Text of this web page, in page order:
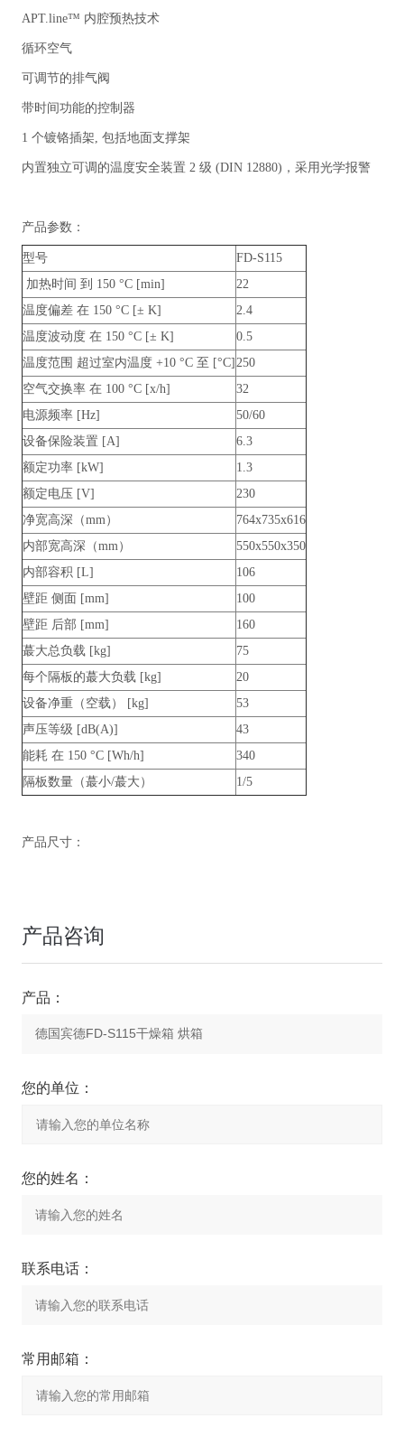
APT.line™ 内腔预热技术
循环空气
可调节的排气阀
带时间功能的控制器
1 个镀铬插架, 包括地面支撑架
内置独立可调的温度安全装置 2 级 (DIN 12880)，采用光学报警
产品参数：
型号
FD-S115
加热时间 到 150 °C [min]
22
温度偏差 在 150 °C [± K]
2.4
温度波动度 在 150 °C [± K]
0.5
温度范围 超过室内温度 +10 °C 至 [°C] 250
空气交换率 在 100 °C [x/h]
32
电源频率 [Hz]
50/60
设备保险装置 [A]
6.3
额定功率 [kW]
1.3
额定电压 [V]
230
净宽高深（mm）
764x735x616
内部宽高深（mm）
550x550x350
内部容积 [L]
106
壁距 侧面 [mm]
100
壁距 后部 [mm]
160
蕞大总负载 [kg]
75
每个隔板的蕞大负载 [kg]
20
设备净重（空载） [kg]
53
声压等级 [dB(A)]
43
能耗 在 150 °C [Wh/h]
340
隔板数量（蕞小/蕞大）
1/5
产品尺寸：
产品咨询
产品：
您的单位：
您的姓名：
联系电话：
常用邮箱：